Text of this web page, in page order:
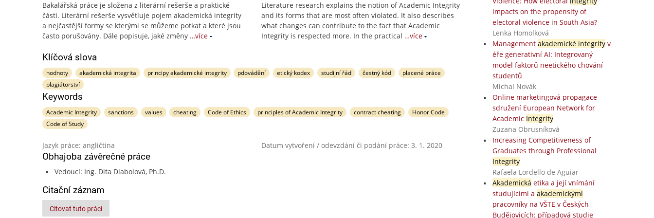
Bakalářská práce je složena z literární rešerše a praktické
části. Literární rešerše vysvětluje pojem akademická integrity
a nejčastější formy se kterými se můžeme potkat a které jsou
často porušovány. Dále popisuje, jaké změny …více
Literature research explains the notion of Academic Integrity
and its forms that are most often violated. It also describes
what changes can contribute to the fact that Academic
Integrity is respected more. In the practical …více
Klíčová slova
hodnoty akademická integrita principy akademické integrity pdovádění etický kodex studijní řád čestný kód
placené práce
plagiátorství
Keywords
Academic Integrity sanctions values cheating Code of Ethics principles of Academic Integrity contract cheating
Honor Code
Code of Study
Jazyk práce: angličtina Datum vytvoření / odevzdání či podání práce: 3. 1. 2020
Obhajoba závěrečné práce
Vedoucí: Ing. Dita Dlabolová, Ph.D.
Citační záznam
Citovat tuto práci
impacts on the propensity of
electoral violence in South Asia?
Lenka Homolková
Management akademické integrityv
éře generativní AI: Integrovaný
model faktorů neetického chování
studentů
Michal Novák
Online marketingová propagace
sdružení European Network for
Academic Integrity
Zuzana Obrusníková
Increasing Competitiveness of
Graduates through Professional
Integrity
Rafaela Lordello de Aguiar
Akademická etika a její vnímání
studujícími a akademickými
pracovníky na VŠTE v Českých
Budějovicích: případová studie